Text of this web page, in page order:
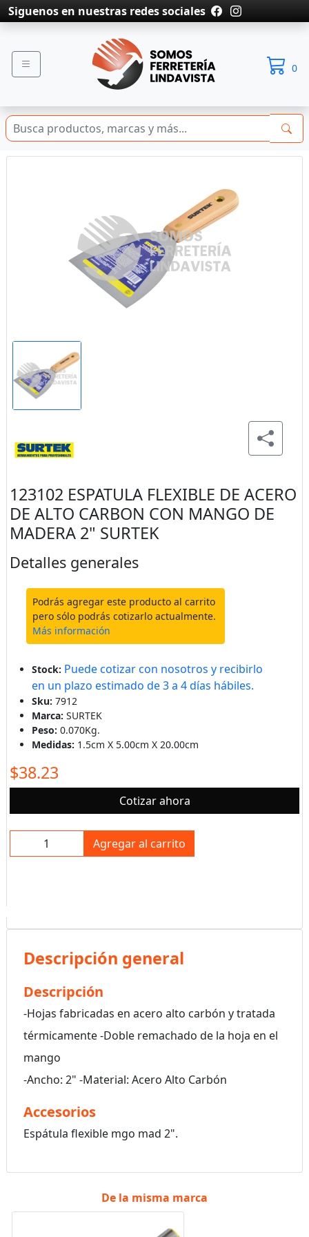
Siguenos en nuestras redes sociales
0
123102 ESPATULA FLEXIBLE DE ACERO
DE ALTO CARBON CON MANGO DE
MADERA 2" SURTEK
Detalles generales
Podrás agregar este producto al carrito
pero sólo podrás cotizarlo actualmente.
Más información
Stock: Puede cotizar con nosotros y recibirlo
en un plazo estimado de 3 a 4 días hábiles.
Sku: 7912
Marca: SURTEK
Peso: 0.070Kg.
Medidas: 1.5cm X 5.00cm X 20.00cm
$38.23
Cotizar ahora
Agregar al carrito
Descripción general
Descripción
-Hojas fabricadas en acero alto carbón y tratada
térmicamente -Doble remachado de la hoja en el
mango
-Ancho: 2" -Material: Acero Alto Carbón
Accesorios
Espátula flexible mgo mad 2".
De la misma marca